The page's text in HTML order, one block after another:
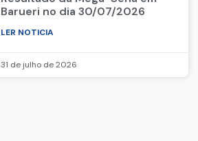
Barueri no dia 30/07/2026
LER NOTICIA
31 de julho de 2026